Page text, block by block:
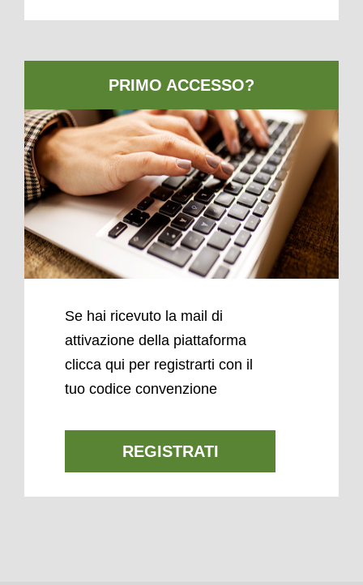
Se hai ricevuto la mail di
attivazione della piattaforma
clicca qui per registrarti con il
tuo codice convenzione
REGISTRATI